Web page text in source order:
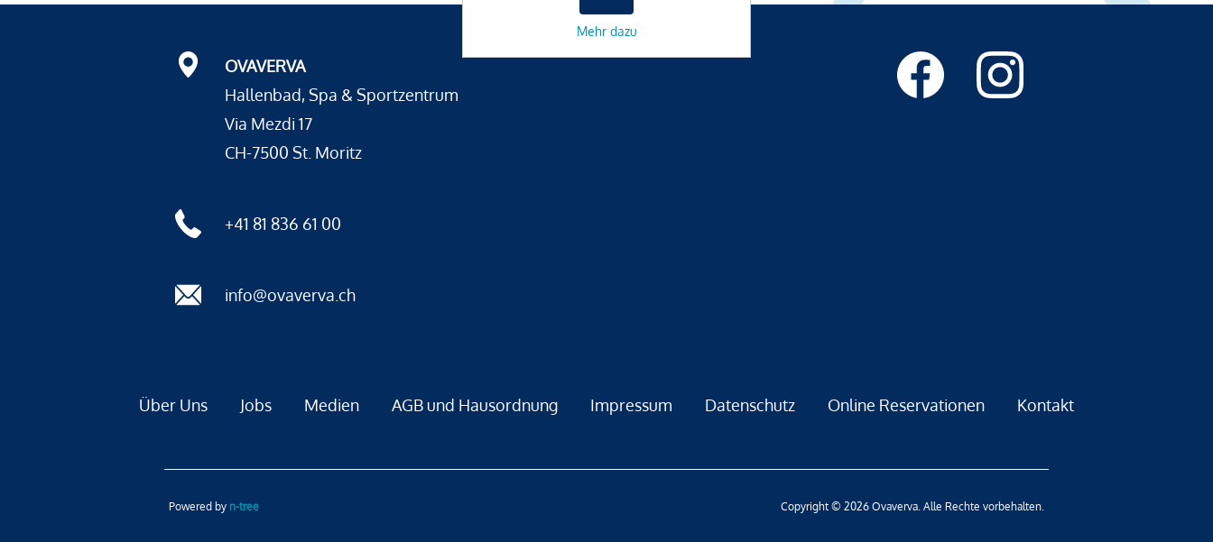
OVAVERVA
Hallenbad, Spa & Sportzentrum
Via Mezdi 17
CH-7500 St. Moritz
+41 81 836 61 00
info@ovaverva.ch
Über Uns Jobs Medien AGB und Hausordnung Impressum Datenschutz Online Reservationen Kontakt
Copyright © 2026 Ovaverva. Alle Rechte vorbehalten.
Powered by n-tree
Mehr dazu